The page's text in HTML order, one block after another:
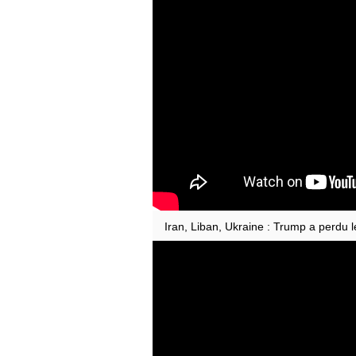
Iran, Liban, Ukraine : Trump a perdu